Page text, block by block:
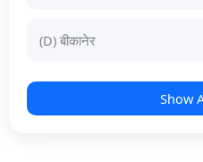
(D) बीकानेर
Show